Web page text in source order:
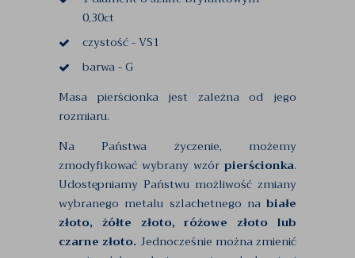
0,30ct
czystość - VS1
barwa - G
Masa pierścionka jest zależna od jego
rozmiaru.
Na Państwa życzenie, możemy
zmodyfikować wybrany wzór pierścionka.
Udostępniamy Państwu możliwość zmiany
wybranego metalu szlachetnego na białe
złoto, żółte złoto, różowe złoto lub
czarne złoto. Jednocześnie można zmienić